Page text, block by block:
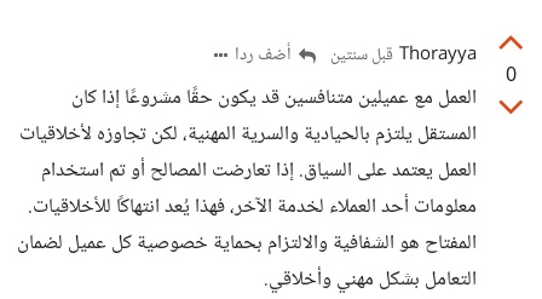
0
Thorayya قبل سنتين أضف ردا
العمل مع عميلين متنافسين قد يكون حقًا مشروعًا إذا كان
المستقل يلتزم بالحيادية والسرية المهنية، لكن تجاوزه لأخلاقيات
العمل يعتمد على السياق. إذا تعارضت المصالح أو تم استخدام
معلومات أحد العملاء لخدمة الآخر، فهذا يُعد انتهاكًا للأخلاقيات.
المفتاح هو الشفافية والالتزام بحماية خصوصية كل عميل لضمان
التعامل بشكل مهني وأخلاقي.